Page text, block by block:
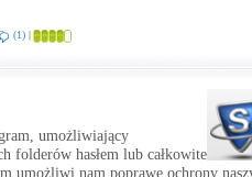
(1) |
umożliwiający
folderów hasłem lub całkowite
umożliwi nam poprawę ochrony